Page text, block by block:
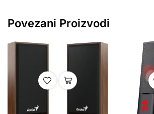
Povezani Proizvodi